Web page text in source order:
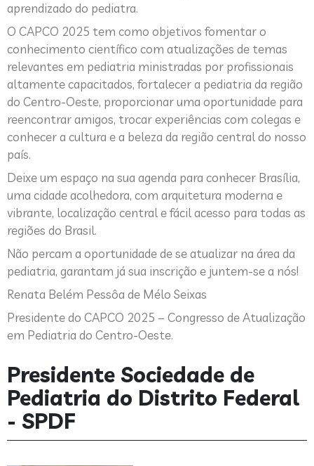
aprendizado do pediatra.
O CAPCO 2025 tem como objetivos fomentar o
conhecimento científico com atualizações de temas
relevantes em pediatria ministradas por profissionais
altamente capacitados, fortalecer a pediatria da região
do Centro-Oeste, proporcionar uma oportunidade para
reencontrar amigos, trocar experiências com colegas e
conhecer a cultura e a beleza da região central do nosso
país.
Deixe um espaço na sua agenda para conhecer Brasília,
uma cidade acolhedora, com arquitetura moderna e
vibrante, localização central e fácil acesso para todas as
regiões do Brasil.
Não percam a oportunidade de se atualizar na área da
pediatria, garantam já sua inscrição e juntem-se a nós!
Renata Belém Pessôa de Mélo Seixas
Presidente do CAPCO 2025 – Congresso de Atualização
em Pediatria do Centro-Oeste.
Presidente Sociedade de
Pediatria do Distrito Federal
- SPDF